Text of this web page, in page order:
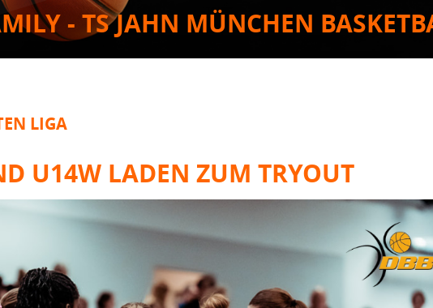
- TS JAHN MÜNCHEN
LIGA
U14W LADEN ZUM TRYOUT